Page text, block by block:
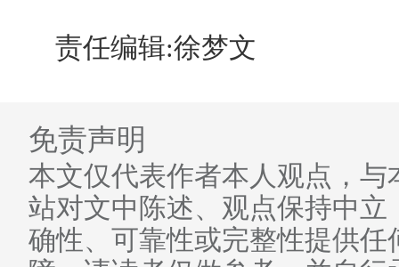
责任编辑:徐梦文
免责声明
本文仅代表作者本人观点，与
站对文中陈述、观点保持中立
确性、可靠性或完整性提供任